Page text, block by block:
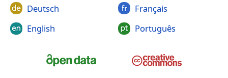
Deutsch
English
Français
Português